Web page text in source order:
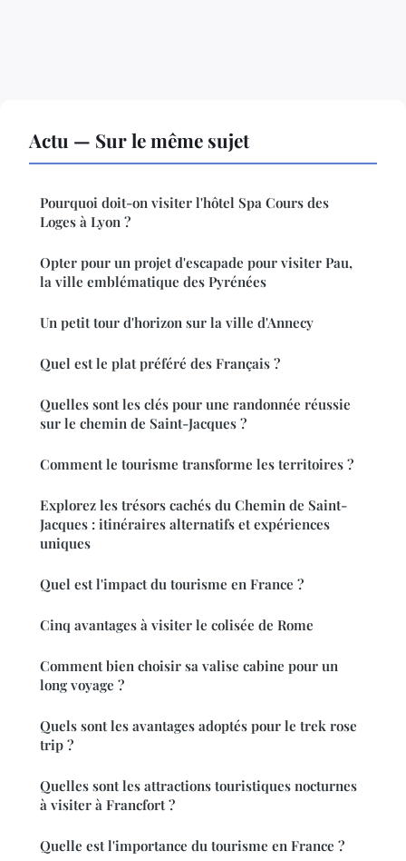
Actu — Sur le même sujet
Pourquoi doit-on visiter l'hôtel Spa Cours des
Loges à Lyon ?
Opter pour un projet d'escapade pour visiter Pau,
la ville emblématique des Pyrénées
Un petit tour d'horizon sur la ville d'Annecy
Quel est le plat préféré des Français ?
Quelles sont les clés pour une randonnée réussie
sur le chemin de Saint-Jacques ?
Comment le tourisme transforme les territoires ?
Explorez les trésors cachés du Chemin de Saint-
Jacques : itinéraires alternatifs et expériences
uniques
Quel est l'impact du tourisme en France ?
Cinq avantages à visiter le colisée de Rome
Comment bien choisir sa valise cabine pour un
long voyage ?
Quels sont les avantages adoptés pour le trek rose
trip ?
Quelles sont les attractions touristiques nocturnes
à visiter à Francfort ?
Quelle est l'importance du tourisme en France ?